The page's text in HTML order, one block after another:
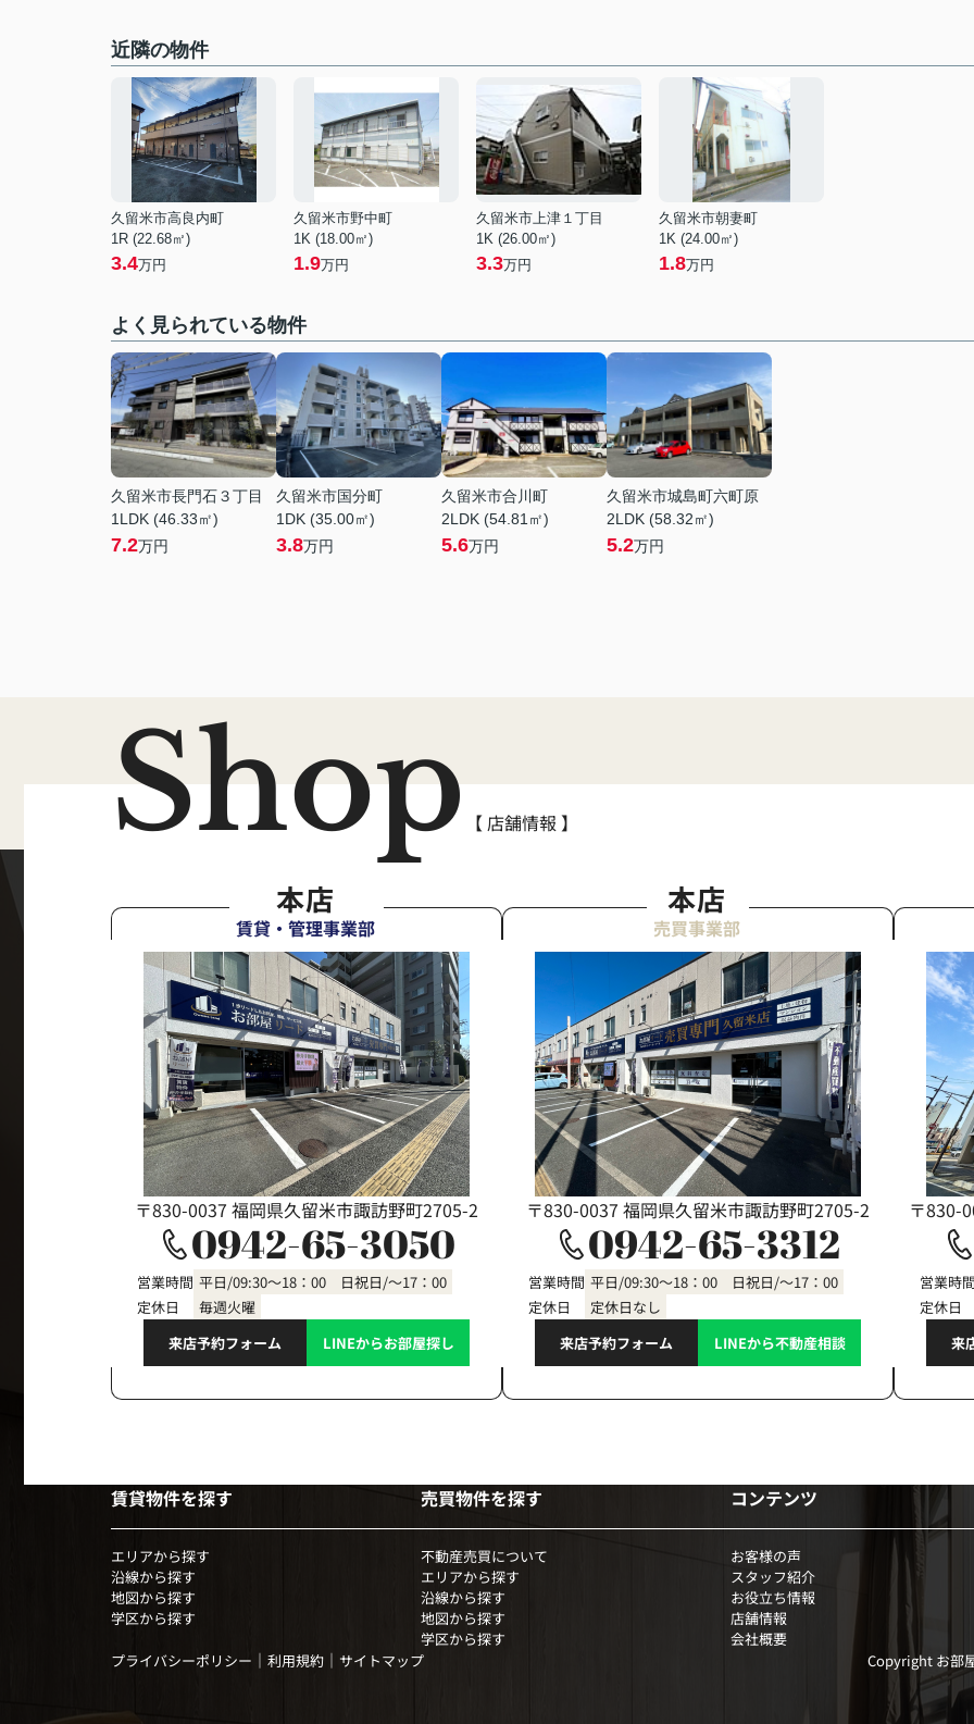
近隣の物件
久留米市高良内町
1R (22.68㎡)
3.4万円
久留米市野中町
1K (18.00㎡)
1.9万円
久留米市上津１丁目
1K (26.00㎡)
3.3万円
久留米市朝妻町
1K (24.00㎡)
1.8万円
よく見られている物件
久留米市長門石３丁目
1LDK (46.33㎡)
7.2万円
久留米市国分町
1DK (35.00㎡)
3.8万円
久留米市合川町
2LDK (54.81㎡)
5.6万円
久留米市城島町六町原
2LDK (58.32㎡)
5.2万円
Shop 【 店舗情報 】
本店
賃貸・管理事業部
〒830-0037 福岡県久留米市諏訪野町2705-2
0942-65-3050
営業時間 平日/09:30～18：00 日祝日/～17：00
定休日
毎週火曜
来店予約フォーム
LINEからお部屋探し
本店
売買事業部
〒830-0037 福岡県久留米市諏訪野町2705-2
0942-65-3312
営業時間 平日/09:30～18：00 日祝日/～17：00
定休日
定休日なし
来店予約フォーム
LINEから不動産相談
〒830-
営業時
定休日
来
賃貸物件を探す
エリアから探す
沿線から探す
地図から探す
学区から探す
売買物件を探す
不動産売買について
エリアから探す
沿線から探す
地図から探す
学区から探す
コンテンツ
お客様の声
スタッフ紹介
お役立ち情報
店舗情報
会社概要
プライバシーポリシー ｜ 利用規約 ｜ サイトマップ Copyright お部